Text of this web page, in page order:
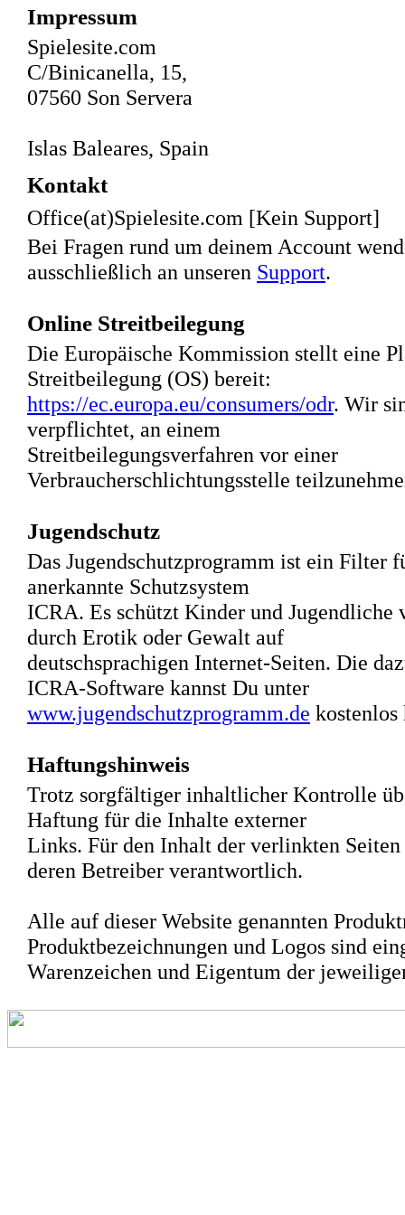
Impressum
Spielesite.com
C/Binicanella, 15,
07560 Son Servera
Islas Baleares, Spain
Kontakt
Office(at)Spielesite.com [Kein Support]
Bei Fragen rund um deinem Account
ausschließlich an unseren Support.
Online Streitbeilegung
Die Europäische Kommission stellt eine
Streitbeilegung (OS) bereit:
https://ec.europa.eu/consumers/odr. Wir
verpflichtet, an einem
Streitbeilegungsverfahren vor einer
Verbraucherschlichtungsstelle
Jugendschutz
Das Jugendschutzprogramm ist ein Filter
anerkannte Schutzsystem
ICRA. Es schützt Kinder und Jugendliche
durch Erotik oder Gewalt auf
deutschsprachigen Internet-Seiten. Die
ICRA-Software kannst Du unter
www.jugendschutzprogramm.de kostenlos
Haftungshinweis
Trotz sorgfältiger inhaltlicher Kontrolle
Haftung für die Inhalte externer
Links. Für den Inhalt der verlinkten
deren Betreiber verantwortlich.
Alle auf dieser Website genannten
Produktbezeichnungen und Logos sind
Warenzeichen und Eigentum der